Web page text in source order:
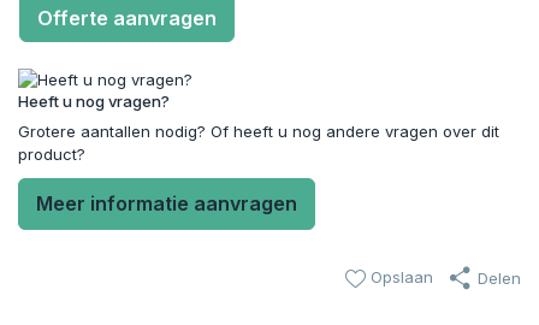
Offerte aanvragen
Heeft u nog vragen?
Grotere aantallen nodig? Of heeft u nog andere vragen over dit
product?
Meer informatie aanvragen
Opslaan Delen